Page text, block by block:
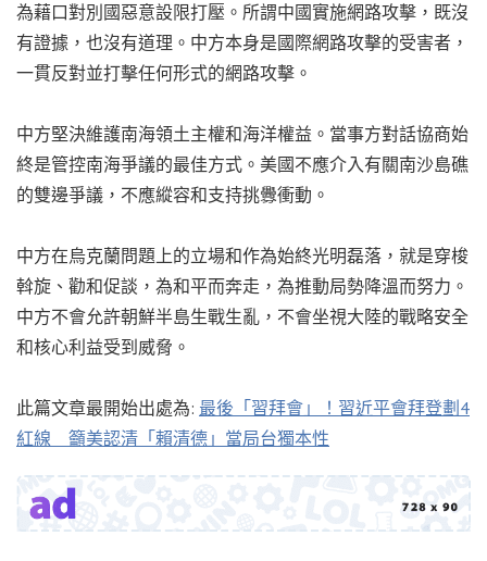
為藉口對別國惡意設限打壓。所謂中國實施網路攻擊，既沒
有證據，也沒有道理。中方本身是國際網路攻擊的受害者，
一貫反對並打擊任何形式的網路攻擊。
中方堅決維護南海領土主權和海洋權益。當事方對話協商始
終是管控南海爭議的最佳方式。美國不應介入有關南沙島礁
的雙邊爭議，不應縱容和支持挑釁衝動。
中方在烏克蘭問題上的立場和作為始終光明磊落，就是穿梭
斡旋、勸和促談，為和平而奔走，為推動局勢降溫而努力。
中方不會允許朝鮮半島生戰生亂，不會坐視大陸的戰略安全
和核心利益受到威脅。
此篇文章最開始出處為: 最後「習拜會」！習近平會拜登劃4
紅線 籲美認清「賴清德」當局台獨本性